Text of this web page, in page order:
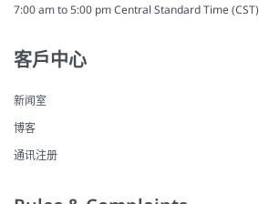
7:00 am to 5:00 pm Central Standard Time (CST)
客戶中心
新闻室
博客
通讯注册